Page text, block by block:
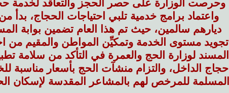
وحرصت الوزارة على حصر الحجز والتعاقد لخدمة
واعتماد برامج خدمية تلبي احتياجات الحجاج، بدأ
ديارهم سالمين، حيث تم هذا العام تضمين بوابة
تجويد مستوى الخدمة وتمكيِّن المواطن والمقيم من
المسند لوزارة الحج والعمرة في التأكد من سلامة
حجاج الداخل، والتزام منشآت الحج بأسعار مناسبة
المسلمة للمرخص لهم بالمشاعر المقدسة لإسكان